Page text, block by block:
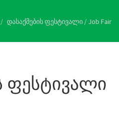
დასაქმების ფესტივალი / Job Fair
ფესტივალი